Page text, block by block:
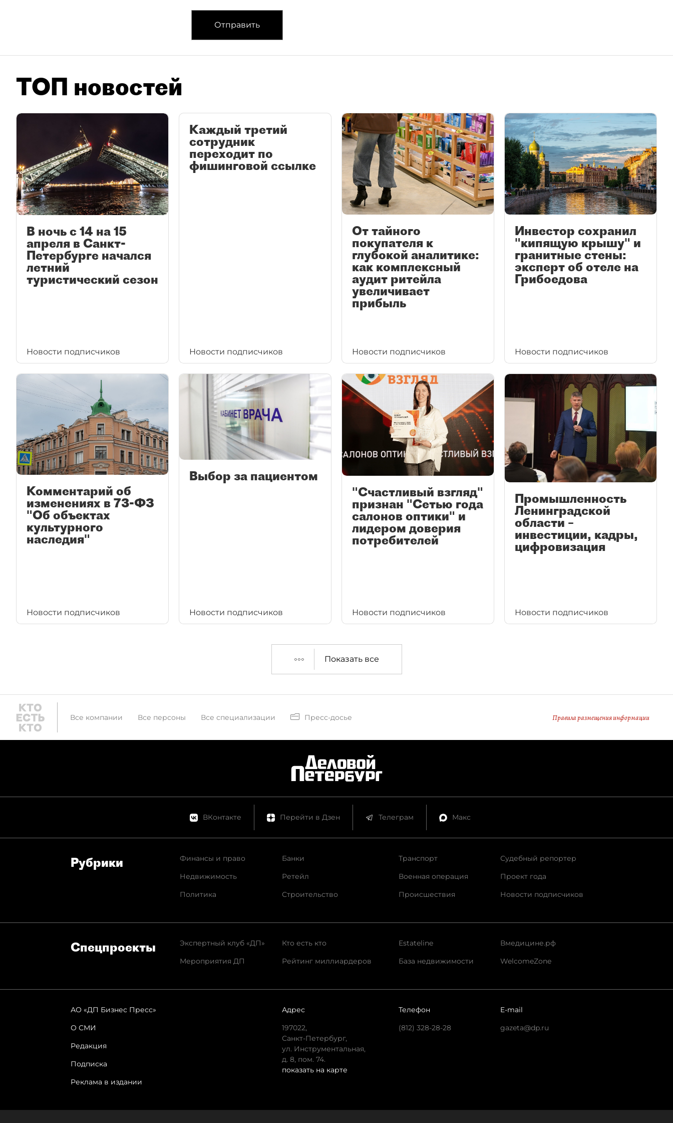
Отправить
ТОП новостей
В ночь с 14 на 15
апреля в Санкт-
Петербурге начался
летний
туристический сезон
Новости подписчиков
Каждый третий
сотрудник
переходит по
фишинговой ссылке
Новости подписчиков
От тайного
покупателя к
глубокой аналитике:
как комплексный
аудит ритейла
увеличивает
прибыль
Новости подписчиков
Инвестор сохранил
"кипящую крышу" и
гранитные стены:
эксперт об отеле на
Грибоедова
Новости подписчиков
Комментарий об
изменениях в 73-ФЗ
"Об объектах
культурного
наследия"
Новости подписчиков
Выбор за пациентом
Новости подписчиков
"Счастливый взгляд"
признан "Сетью года
салонов оптики" и
лидером доверия
потребителей
Новости подписчиков
Промышленность
Ленинградской
области –
инвестиции, кадры,
цифровизация
Новости подписчиков
Показать все
Все компании Все персоны Все специализации Пресс-досье Правила размещения информации
ВКонтакте Перейти в Дзен Телеграм Макс
Рубрики
Финансы и право
Недвижимость
Политика
Банки
Ретейл
Строительство
Транспорт
Военная операция
Происшествия
Судебный репортер
Проект года
Новости подписчиков
Спец­проекты
Экспертный клуб «ДП»
Мероприятия ДП
Кто есть кто
Рейтинг миллиардеров
Estateline
База недвижимости
Вмедицине.рф
WelcomeZone
АО «ДП Бизнес Пресс»
О СМИ
Редакция
Подписка
Реклама в издании
Адрес
197022,
Санкт-Петербург,
ул. Инструментальная,
д. 8, пом. 74.
показать на карте
Телефон
(812) 328-28-28
E-mail
gazeta@dp.ru